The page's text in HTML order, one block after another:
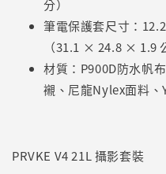
分）
筆電保護套尺寸：
（31.1 × 24.8 × 1.9
材質：P900D防水帆
襯、尼龍Nylex面料、
PRVKE V4 21L 攝影套裝